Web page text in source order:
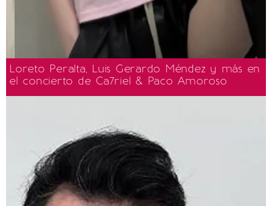
Loreto Peralta, Luis Gerardo Méndez y más en
el concierto de Ca7riel & Paco Amoroso